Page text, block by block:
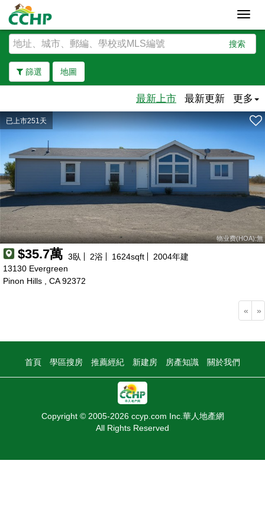
搜索
篩選 地圖
去除邊界
最新上市 最新更新 更多
已上市251天
物业费(HOA):無
$35.7萬 3臥 2浴 1624sqft 2004年建
13130 Evergreen
Pinon Hills , CA 92372
« »
首頁 學區搜房 推薦經紀 新建房 房產知識 關於我們
Copyright © 2005-2026 ccyp.com Inc.華人地產網
All Rights Reserved